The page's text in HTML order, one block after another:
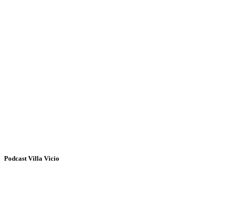
Podcast Villa Vicio